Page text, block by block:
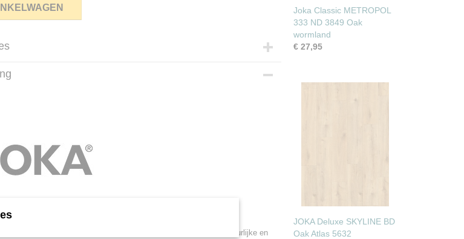
hebben een houtgehalte van bijna 100% en zijn daarom natuurlijke en
Joka Classic METROPOL
333 ND 3849 Oak
wormland
€ 27,95
JOKA Deluxe SKYLINE BD
Oak Atlas 5632